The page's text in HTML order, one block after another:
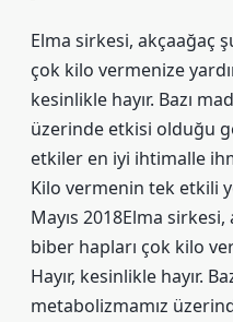
Elma sirkesi, akçaağaç
çok kilo vermenize
kesinlikle hayır. Bazı
üzerinde etkisi olduğu
etkiler en iyi ihtimalle
Kilo vermenin tek etkili
Mayıs 2018Elma
biber hapları çok kilo
Hayır, kesinlikle hayır.
metabolizmamız